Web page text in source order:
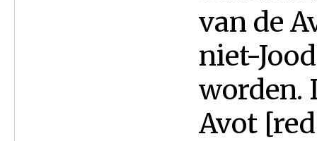
van de
niet-
worden.
Avot